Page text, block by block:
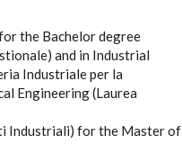
the Bachelor degree
and in Industrial
Industriale per la
Engineering (Laurea
Industriali) for the Master of